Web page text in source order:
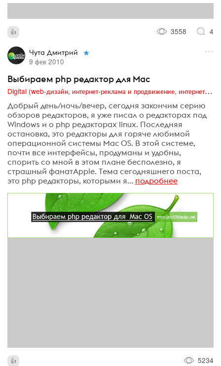
3558 4
Чута Дмитрий
9 фев 2010
Выбираем php редактор для Mac
Digital (web-дизайн, интернет-реклама и продвижение, интернет-сообщества и блоги, интернет-коммуникации, мобильный маркетинг, реклама на цифровых экранах)
Добрый день/ночь/вечер, сегодня закончим серию
обзоров редакторов, я уже писал о редакторах под
Windows и о php редакторах linux. Последняя
остановка, это редакторы для горяче любимой
операционной системы Mac OS. В этой системе,
почти все интерфейсы, продуманы и удобны,
спорить со мной в этом плане бесполезно, я
страшный фанатApple. Тема сегодняшнего поста,
это php редакторы, которыми я... подробнее
5234